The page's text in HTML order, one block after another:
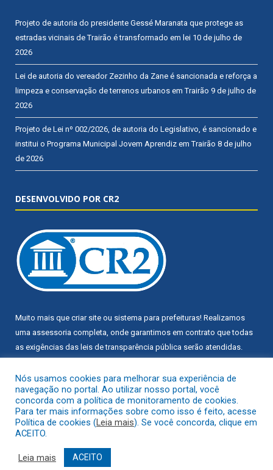
Projeto de autoria do presidente Gessé Maranata que protege as
estradas vicinais de Trairão é transformado em lei 10 de julho de
2026
Lei de autoria do vereador Zezinho da Zane é sancionada e reforça a
limpeza e conservação de terrenos urbanos em Trairão 9 de julho de
2026
Projeto de Lei nº 002/2026, de autoria do Legislativo, é sancionado e
institui o Programa Municipal Jovem Aprendiz em Trairão 8 de julho
de 2026
DESENVOLVIDO POR CR2
Muito mais que criar site ou sistema para prefeituras! Realizamos
uma assessoria completa, onde garantimos em contrato que todas
as exigências das leis de transparência pública serão atendidas.
Conheça oPNTPe oRadar da Transparência Pública
Todos os direitos reservados a Câmara Municipal de Trairão.
Mapa do Site Acessar Área Administrativa
Nós usamos cookies para melhorar sua experiência de
navegação no portal. Ao utilizar nosso portal, você
concorda com a política de monitoramento de cookies.
Para ter mais informações sobre como isso é feito, acesse
Política de cookies (Leia mais). Se você concorda, clique em
ACEITO.
Leia mais ACEITO